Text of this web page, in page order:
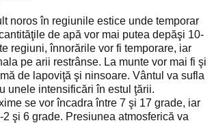
noros în regiunile estice unde temporar
de apă vor mai putea depăşi 10-
regiuni, înnorările vor fi temporare, iar
pe arii restrânse. La munte vor mai fi şi
de lapoviţă şi ninsoare. Vântul va sufla
unele intensificări în estul ţării.
se vor încadra între 7 şi 17 grade, iar
şi 6 grade. Presiunea atmosferică va